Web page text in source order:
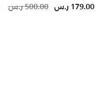
Price reduced500.00 ر.س to179.00 ر.س